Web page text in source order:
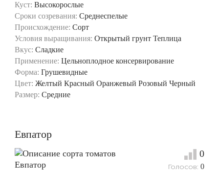
Куст: Высокорослые
Сроки созревания: Среднеспелые
Происхождение: Сорт
Условия выращивания: Открытый грунт Теплица
Вкус: Сладкие
Применение: Цельноплодное консервирование
Форма: Грушевидные
Цвет: Желтый Красный Оранжевый Розовый Черный
Размер: Средние
Евпатор
0
Голосов: 0